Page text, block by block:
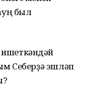
был
Себерҙə эшлəп